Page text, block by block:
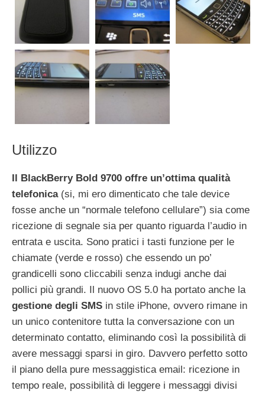
Utilizzo
Il BlackBerry Bold 9700 offre un’ottima qualità
telefonica(si, mi ero dimenticato che tale device
fosse anche un “normale telefono cellulare”) sia come
ricezione di segnale sia per quanto riguarda l’audio in
entrata e uscita. Sono pratici i tasti funzione per le
chiamate (verde e rosso) che essendo un po’
grandicelli sono cliccabili senza indugi anche dai
pollici più grandi. Il nuovo OS 5.0 ha portato anche la
gestione degli SMS in stile iPhone, ovvero rimane in
un unico contenitore tutta la conversazione con un
determinato contatto, eliminando così la possibilità di
avere messaggi sparsi in giro. Davvero perfetto sotto
il piano della pure messaggistica email: ricezione in
tempo reale, possibilità di leggere i messaggi divisi